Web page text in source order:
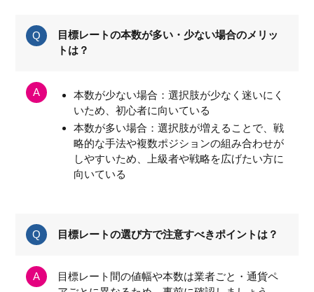
目標レートの本数が多い・少ない場合のメリッ
トは？
本数が少ない場合：選択肢が少なく迷いにく
いため、初心者に向いている
本数が多い場合：選択肢が増えることで、戦
略的な手法や複数ポジションの組み合わせが
しやすいため、上級者や戦略を広げたい方に
向いている
目標レートの選び方で注意すべきポイントは？
目標レート間の値幅や本数は業者ごと・通貨ペ